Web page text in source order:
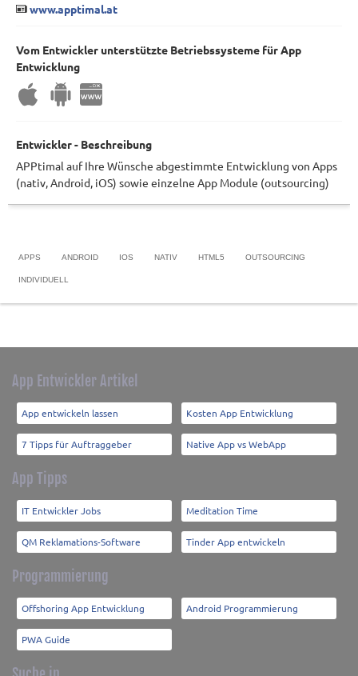
www.apptimal.at
Vom Entwickler unterstützte Betriebssysteme für App
Entwicklung
Entwickler - Beschreibung
APPtimal auf Ihre Wünsche abgestimmte Entwicklung von Apps
(nativ, Android, iOS) sowie einzelne App Module (outsourcing)
APPS ANDROID IOS NATIV HTML5 OUTSOURCING
INDIVIDUELL
App Entwickler Artikel
App entwickeln lassen Kosten App Entwicklung
7 Tipps für Auftraggeber Native App vs WebApp
App Tipps
IT Entwickler Jobs Meditation Time
QM Reklamations-Software Tinder App entwickeln
Programmierung
Offshoring App Entwicklung Android Programmierung
PWA Guide